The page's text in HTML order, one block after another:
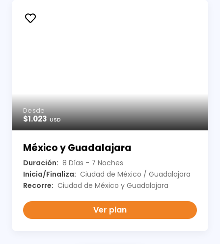
Desde
$1.023USD
México y Guadalajara
Duración: 8 Días - 7 Noches
Inicia/Finaliza: Ciudad de México / Guadalajara
Recorre: Ciudad de México y Guadalajara
Ver plan